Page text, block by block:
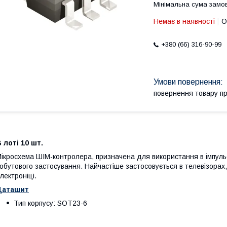
Мінімальна сума
Немає в наявності
+380 (66) 316-90-99
повернення товару
лоті 10 шт.
ШІМ-контролера, призначена для використання в
застосування. Найчастіше застосовується в
Тип корпусу: SOT23-6